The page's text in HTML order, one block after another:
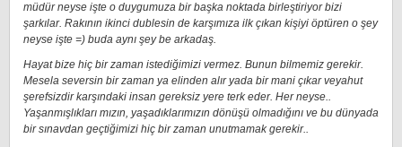
müdür neyse işte o duygumuza bir başka noktada birleştiriyor bizi
şarkılar. Rakının ikinci dublesin de karşımıza ilk çıkan kişiyi öptüren o şey
neyse işte =) buda aynı şey be arkadaş.
Hayat bize hiç bir zaman istediğimizi vermez. Bunun bilmemiz gerekir.
Mesela seversin bir zaman ya elinden alır yada bir mani çıkar veyahut
şerefsizdir karşındaki insan gereksiz yere terk eder. Her neyse..
Yaşanmışlıkları mızın, yaşadıklarımızın dönüşü olmadığını ve bu dünyada
bir sınavdan geçtiğimizi hiç bir zaman unutmamak gerekir..